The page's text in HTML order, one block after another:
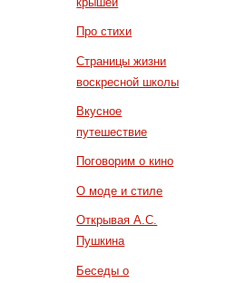
Про стихи
Страницы жизни
воскресной школы
Вкусное
путешествие
Поговорим о кино
О моде и стиле
Открывая А.С.
Пушкина
Беседы о